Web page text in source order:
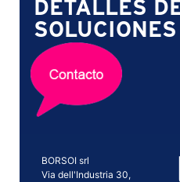
DETALLES
BORSOI srl
Via dell'Industria 30,